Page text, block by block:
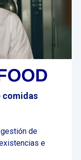
comidas
de
e